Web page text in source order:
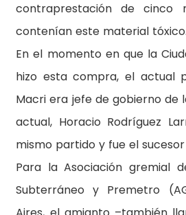
contraprestación de cinco
contenían este material tóxico.
En el momento en que la
hizo esta compra, el actual
Macri era jefe de gobierno de
actual, Horacio Rodríguez
mismo partido y fue el
Para la Asociación gremial
Subterráneo y Premetro